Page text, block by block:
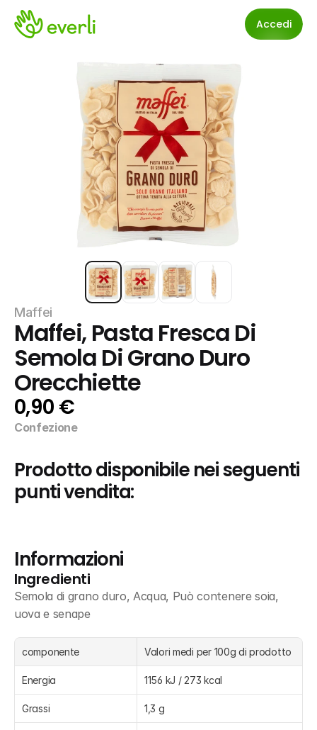
Accedi
Maffei
Maffei, Pasta Fresca Di
Semola Di Grano Duro
Orecchiette
0,90 €
Confezione
Prodotto disponibile nei seguenti
punti vendita:
Informazioni
Ingredienti
Semola di grano duro, Acqua, Può contenere soia,
uova e senape
componente Valori medi per 100g di prodotto
Energia 1156 kJ / 273 kcal
Grassi 1,3 g